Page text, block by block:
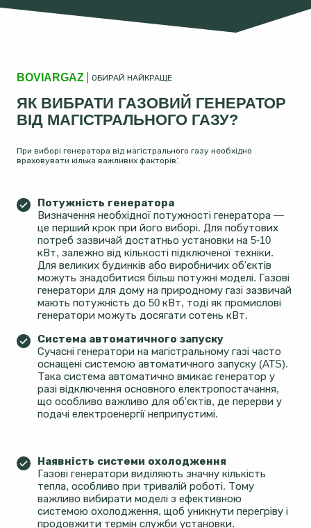
BOVIARGAZ ОБИРАЙ НАЙКРАЩЕ
ЯК ВИБРАТИ ГАЗОВИЙ ГЕНЕРАТОР
ВІД МАГІСТРАЛЬНОГО ГАЗУ?
При виборі генератора від магістрального газу необхідно
враховувати кілька важливих факторів:
Потужність генератора
Визначення необхідної потужності генератора —
це перший крок при його виборі. Для побутових
потреб зазвичай достатньо установки на 5-10
кВт, залежно від кількості підключеної техніки.
Для великих будинків або виробничих об'єктів
можуть знадобитися більш потужні моделі. Газові
генератори для дому на природному газі зазвичай
мають потужність до 50 кВт, тоді як промислові
генератори можуть досягати сотень кВт.
Система автоматичного запуску
Сучасні генератори на магістральному газі часто
оснащені системою автоматичного запуску (ATS).
Така система автоматично вмикає генератор у
разі відключення основного електропостачання,
що особливо важливо для об'єктів, де перерви у
подачі електроенергії неприпустимі.
Наявність системи охолодження
Газові генератори виділяють значну кількість
тепла, особливо при тривалій роботі. Тому
важливо вибирати моделі з ефективною
системою охолодження, щоб уникнути перегріву і
продовжити термін служби установки.